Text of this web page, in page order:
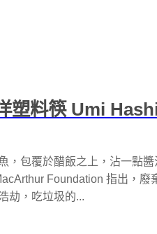
塑料筷 Umi
，包覆於醋飯之上，沾一點醬
Foundation 指出，廢
劫，吃垃圾的...